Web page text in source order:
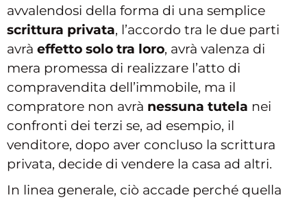
avvalendosi della forma di una semplice
scrittura privata, l’accordo tra le due parti
avrà effetto solo tra loro, avrà valenza di
mera promessa di realizzare l’atto di
compravendita dell’immobile, ma il
compratore non avrà nessuna tutela nei
confronti dei terzi se, ad esempio, il
venditore, dopo aver concluso la scrittura
privata, decide di vendere la casa ad altri.
In linea generale, ciò accade perché quella